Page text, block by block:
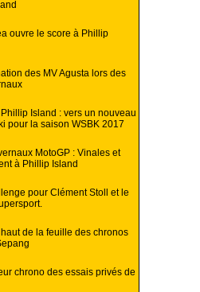
ouvre le score à Phillip
des MV Agusta lors des
Island : vers un nouveau
pour la saison WSBK 2017
MotoGP : Vinales et
à Phillip Island
pour Clément Stoll et le
de la feuille des chronos
chrono des essais privés de